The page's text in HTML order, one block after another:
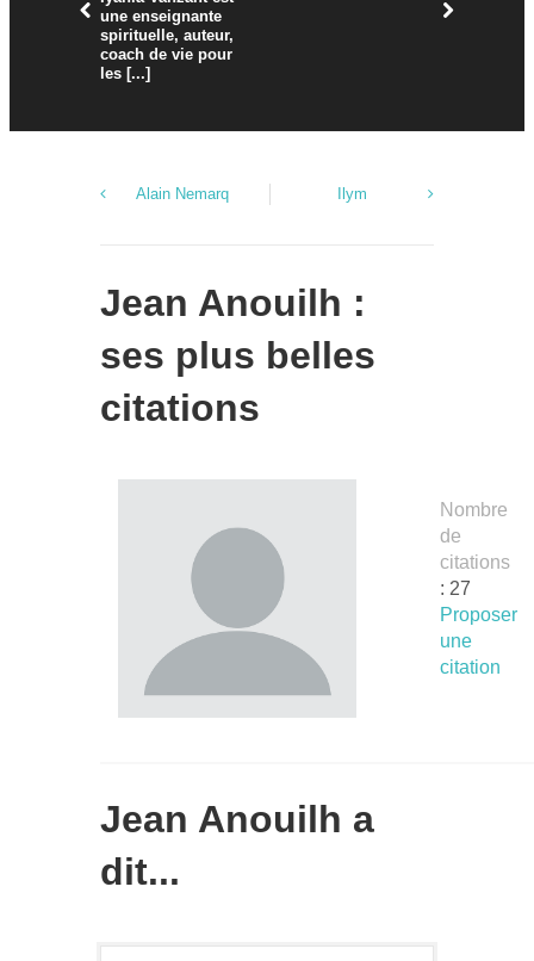
une enseignante
spirituelle, auteur,
coach de vie pour
les [...]
Alain Nemarq Ilym
Jean Anouilh :
ses plus belles
citations
Nombre
de
citations
: 27
Proposer
une
citation
Jean Anouilh a
dit...